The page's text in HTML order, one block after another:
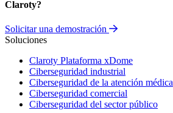
Claroty?
Solicitar una demostración
Soluciones
Claroty Plataforma xDome
Ciberseguridad industrial
Ciberseguridad de la atención médica
Ciberseguridad comercial
Ciberseguridad del sector público